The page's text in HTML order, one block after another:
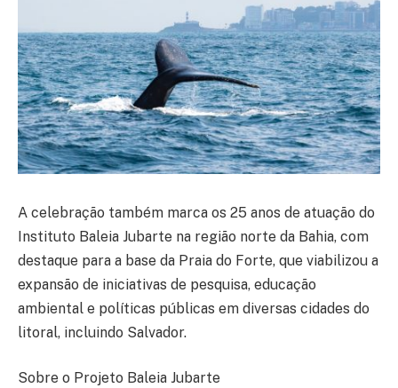
A celebração também marca os 25 anos de atuação do
Instituto Baleia Jubarte na região norte da Bahia, com
destaque para a base da Praia do Forte, que viabilizou a
expansão de iniciativas de pesquisa, educação
ambiental e políticas públicas em diversas cidades do
litoral, incluindo Salvador.
Sobre o Projeto Baleia Jubarte